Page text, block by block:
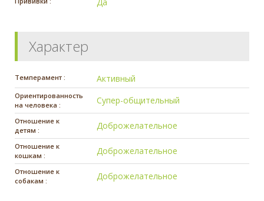
Характер
Темперамент : Активный
Ориентированность
на человека :
Супер-общительный
Отношение к
детям :
Доброжелательное
Отношение к
кошкам :
Доброжелательное
Отношение к
собакам :
Доброжелательное